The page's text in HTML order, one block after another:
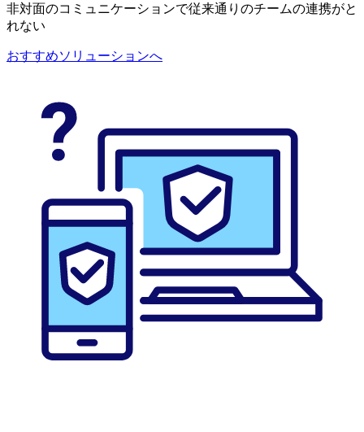
非対面のコミュニケーションで従来通りのチームの連携がと
れない
おすすめソリューションへ